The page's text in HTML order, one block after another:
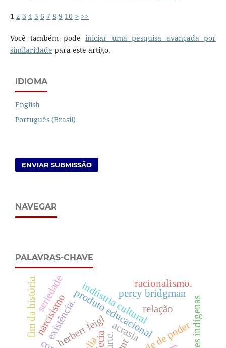
1 2 3 4 5 6 7 8 9 10 > >>
Você também podeiniciar uma pesquisa avançada por
similaridade para este artigo.
IDIOMA
English
Português (Brasil)
ENVIAR SUBMISSÃO
NAVEGAR
PALAVRAS-CHAVE
herbert feigl
produto educacionalrelação
acrasia
indústria culturalpercy bridgman
fim da história
arte.
racionalismo.
existência.
narcisismo
seriedade